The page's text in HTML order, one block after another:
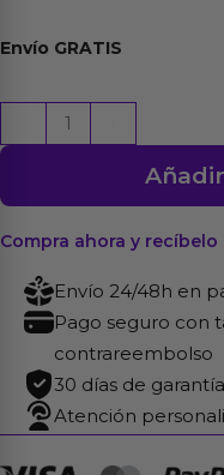
Envío GRATIS
Bycephalor
Dildo
Líquida
23,5
cantidad
Compra ahora y
Envío 24/48h en
Pago seguro con
contrareembolso
30 días de
Atención